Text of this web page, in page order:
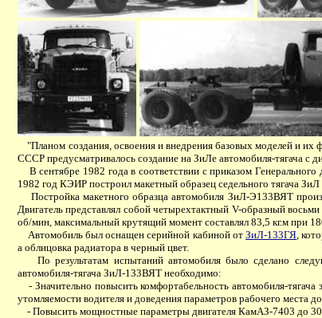
"Планом создания, освоения и внедрения базовых моделей и
СССР предусматривалось создание на ЗиЛе автомобиля-тягача с
В сентябре 1982 года в соответствии с приказом
1982 год КЭИР построил макетный образец седельного тягача
Постройка макетного образца автомобиля ЗиЛ-Э133ВЯТ
Двигатель представлял собой четырехтактный V-образный
об/мин, максимальный крутящий момент составлял 83,5 кг.м при
Автомобиль был оснащен серийной кабиной отЗиЛ-133ГЯ,
а облицовка радиатора в черный цвет.
По результатам испытаний автомобиля было сделано
автомобиля-тягача ЗиЛ-133ВЯТ необходимо:
- Значительно повысить комфортабельность автомобиля-
утомляемости водителя и доведения параметров рабочего
- Повысить мощностные параметры двигателя КамАЗ-7403 до